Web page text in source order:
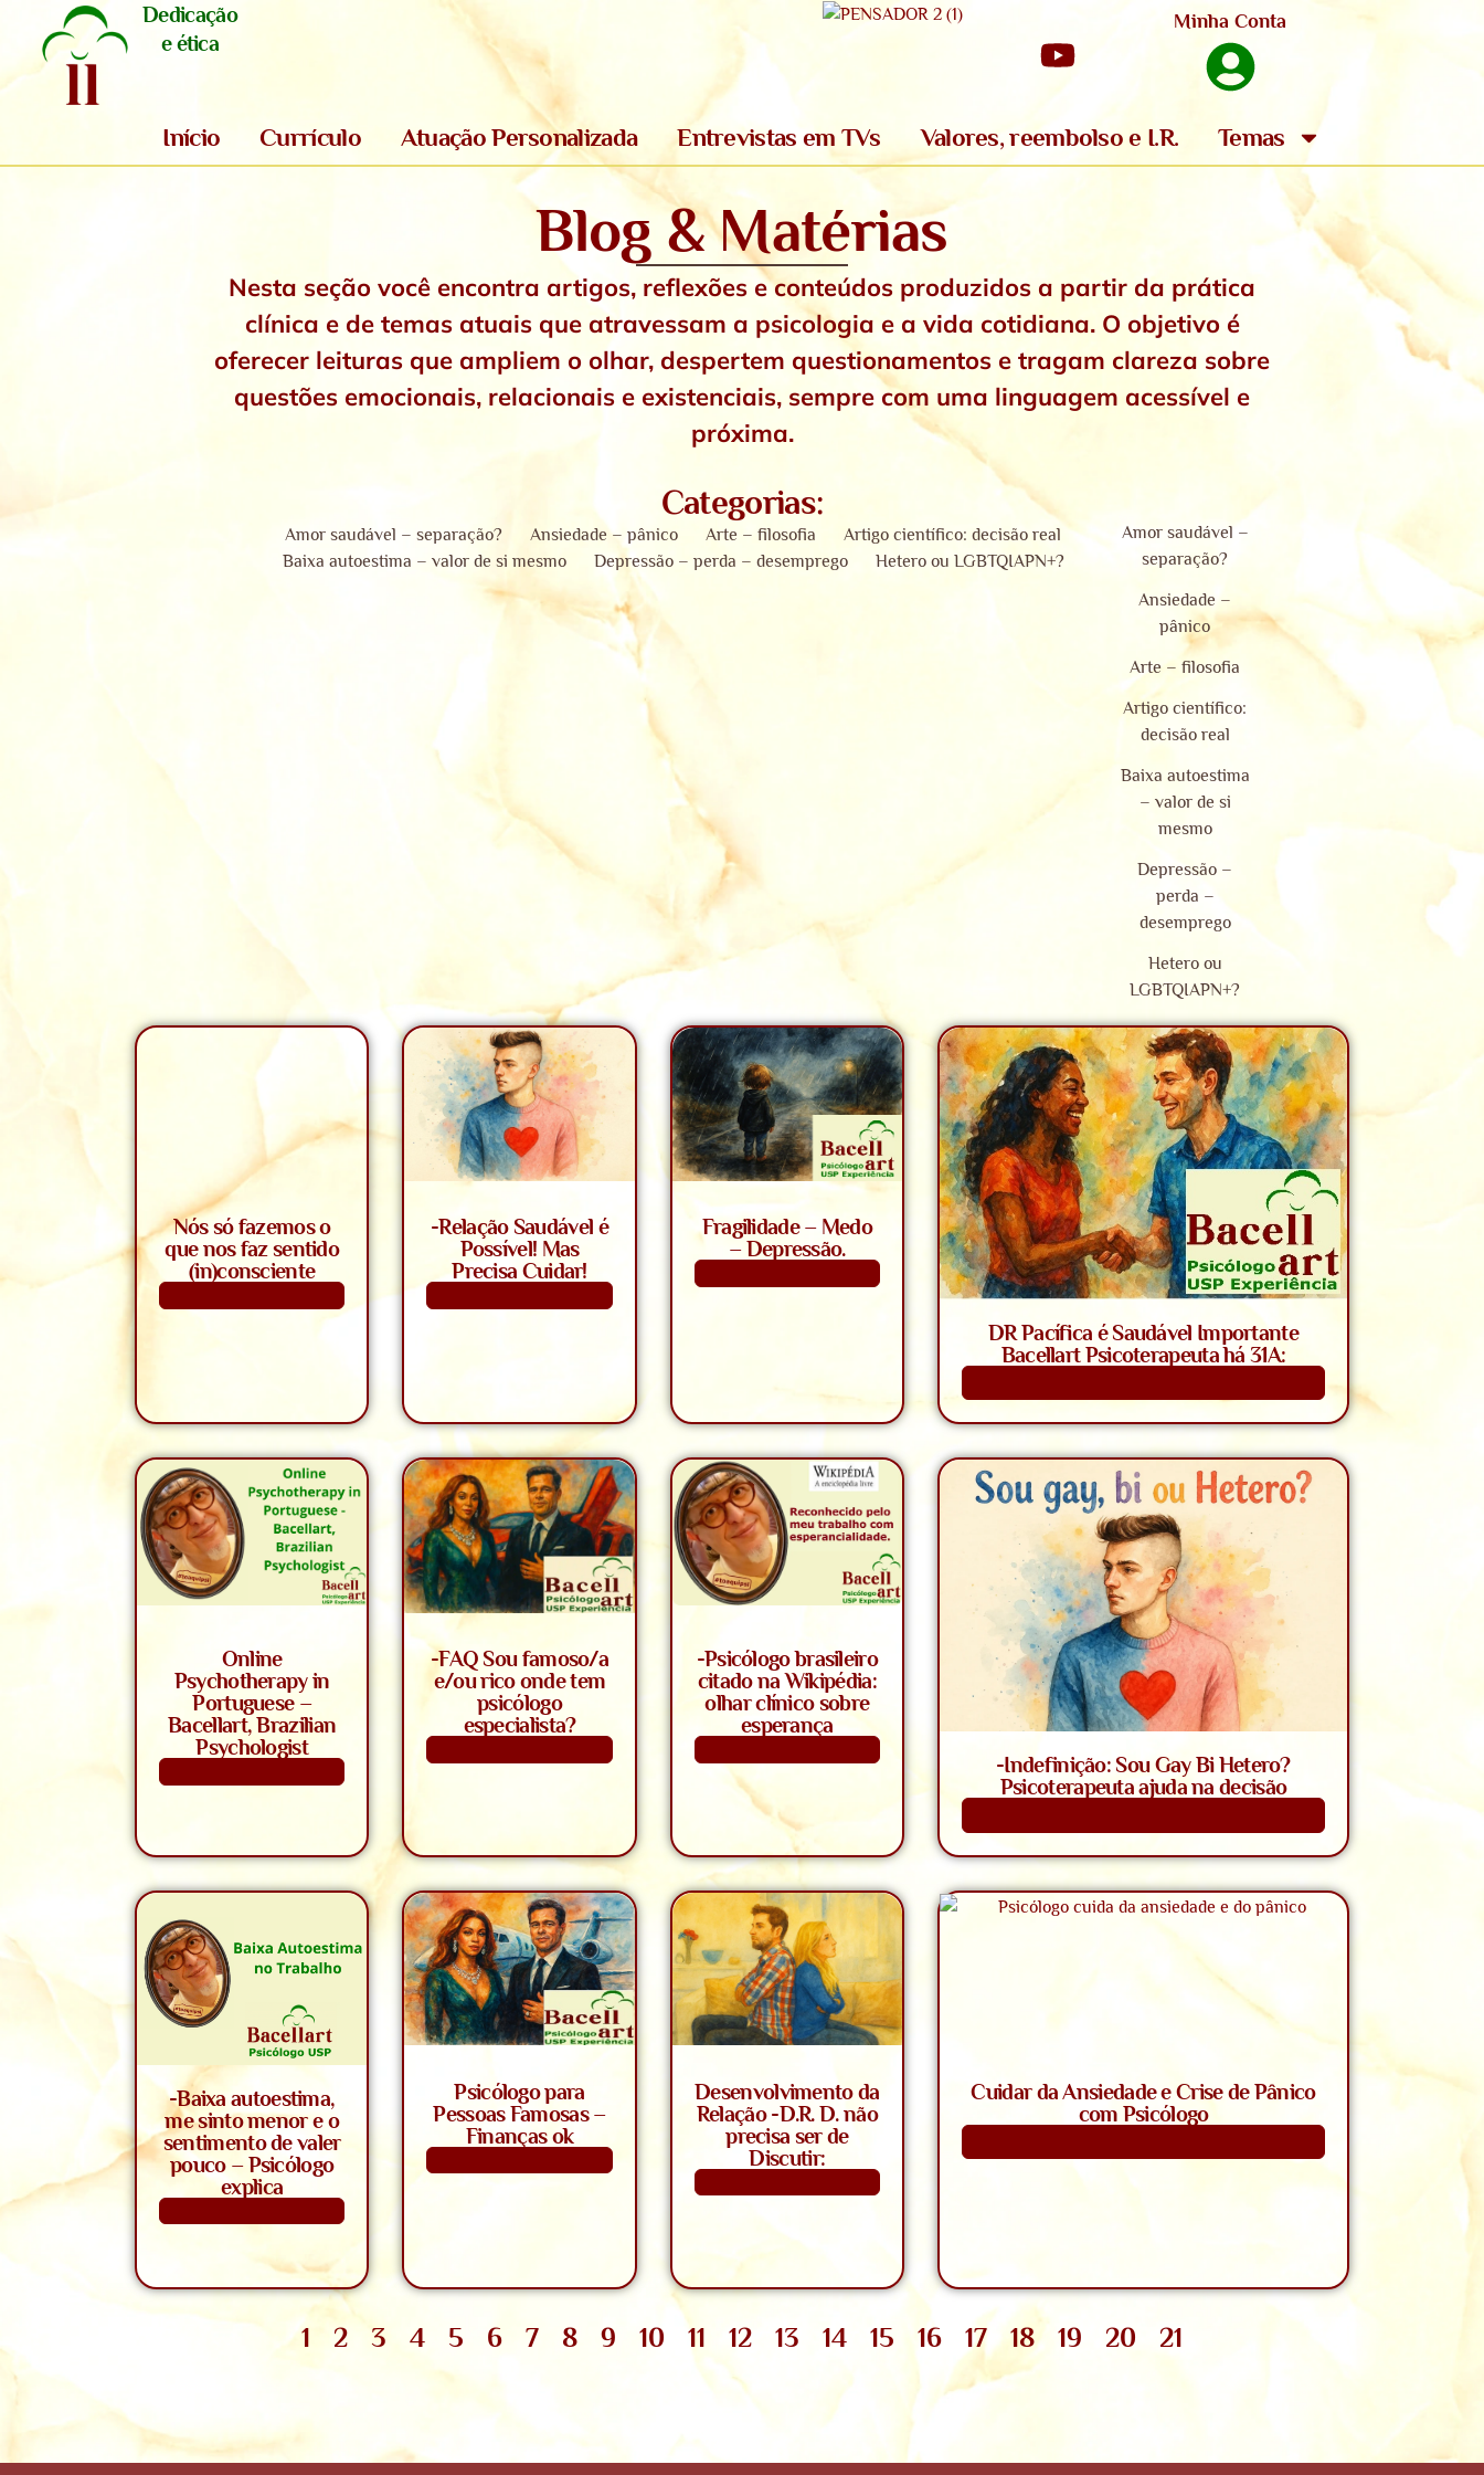
Dedicação
e ética
Minha Conta
Início Currículo Atuação Personalizada Entrevistas em TVs Valores, reembolso e I.R. Temas
Blog & Matérias
Nesta seção você encontra artigos, reflexões e conteúdos produzidos a partir da prática
clínica e de temas atuais que atravessam a psicologia e a vida cotidiana. O objetivo é
oferecer leituras que ampliem o olhar, despertem questionamentos e tragam clareza sobre
questões emocionais, relacionais e existenciais, sempre com uma linguagem acessível e
próxima.
Categorias:
Amor saudável – separação? Ansiedade – pânico Arte – filosofia
Artigo científico: decisão real
Baixa autoestima – valor de si mesmo
Depressão – perda – desemprego Hetero ou LGBTQIAPN+?
Amor saudável –
separação?
Ansiedade –
pânico
Arte – filosofia
Artigo científico:
decisão real
Baixa autoestima
– valor de si
mesmo
Depressão –
perda –
desemprego
Hetero ou
LGBTQIAPN+?
Nós só fazemos o
que nos faz sentido
(in)consciente
-Relação Saudável é
Possível! Mas
Precisa Cuidar!
Fragilidade – Medo
– Depressão.
DR Pacífica é Saudável Importante
Bacellart Psicoterapeuta há 31A:
Online
Psychotherapy in
Portuguese –
Bacellart, Brazilian
Psychologist
-FAQ Sou famoso/a
e/ou rico onde tem
psicólogo
especialista?
-Psicólogo brasileiro
citado na Wikipédia:
olhar clínico sobre
esperança
-Indefinição: Sou Gay Bi Hetero?
Psicoterapeuta ajuda na decisão
-Baixa autoestima,
me sinto menor e o
sentimento de valer
pouco – Psicólogo
explica
Psicólogo para
Pessoas Famosas –
Finanças ok
Desenvolvimento da
Relação -D.R. D. não
precisa ser de
Discutir:
Cuidar da Ansiedade e Crise de Pânico
com Psicólogo
1 2 3 4 5 6 7 8 9 10 11 12 13 14 15 16 17 18 19 20 21